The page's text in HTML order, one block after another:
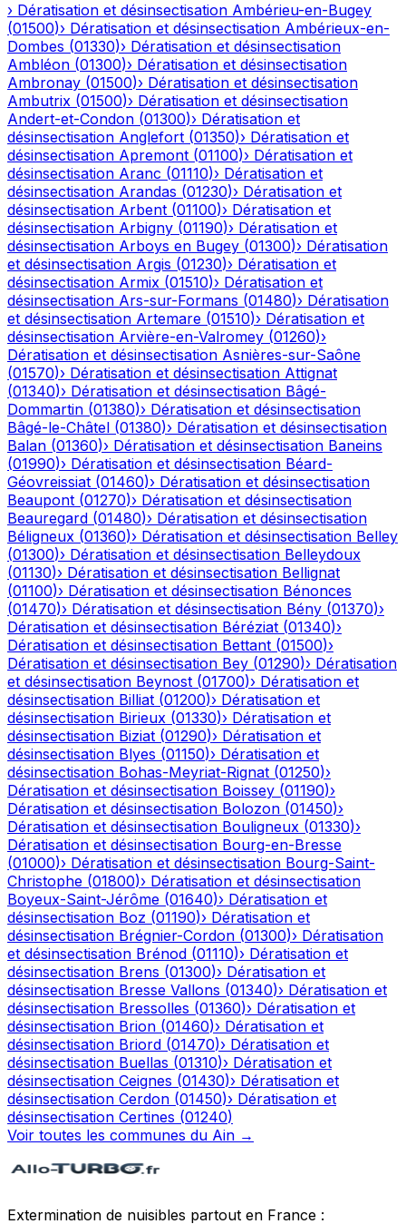
› Dératisation et désinsectisation Ambérieu-en-Bugey
(01500)› Dératisation et désinsectisation Ambérieux-en-
Dombes (01330)› Dératisation et désinsectisation
Ambléon (01300)› Dératisation et désinsectisation
Ambronay (01500)› Dératisation et désinsectisation
Ambutrix (01500)› Dératisation et désinsectisation
Andert-et-Condon (01300)› Dératisation et
désinsectisation Anglefort (01350)› Dératisation et
désinsectisation Apremont (01100)› Dératisation et
désinsectisation Aranc (01110)› Dératisation et
désinsectisation Arandas (01230)› Dératisation et
désinsectisation Arbent (01100)› Dératisation et
désinsectisation Arbigny (01190)› Dératisation et
désinsectisation Arboys en Bugey (01300)› Dératisation
et désinsectisation Argis (01230)› Dératisation et
désinsectisation Armix (01510)› Dératisation et
désinsectisation Ars-sur-Formans (01480)› Dératisation
et désinsectisation Artemare (01510)› Dératisation et
désinsectisation Arvière-en-Valromey (01260)›
Dératisation et désinsectisation Asnières-sur-Saône
(01570)› Dératisation et désinsectisation Attignat
(01340)› Dératisation et désinsectisation Bâgé-
Dommartin (01380)› Dératisation et désinsectisation
Bâgé-le-Châtel (01380)› Dératisation et désinsectisation
Balan (01360)› Dératisation et désinsectisation Baneins
(01990)› Dératisation et désinsectisation Béard-
Géovreissiat (01460)› Dératisation et désinsectisation
Beaupont (01270)› Dératisation et désinsectisation
Beauregard (01480)› Dératisation et désinsectisation
Béligneux (01360)› Dératisation et désinsectisation Belley
(01300)› Dératisation et désinsectisation Belleydoux
(01130)› Dératisation et désinsectisation Bellignat
(01100)› Dératisation et désinsectisation Bénonces
(01470)› Dératisation et désinsectisation Bény (01370)›
Dératisation et désinsectisation Béréziat (01340)›
Dératisation et désinsectisation Bettant (01500)›
Dératisation et désinsectisation Bey (01290)› Dératisation
et désinsectisation Beynost (01700)› Dératisation et
désinsectisation Billiat (01200)› Dératisation et
désinsectisation Birieux (01330)› Dératisation et
désinsectisation Biziat (01290)› Dératisation et
désinsectisation Blyes (01150)› Dératisation et
désinsectisation Bohas-Meyriat-Rignat (01250)›
Dératisation et désinsectisation Boissey (01190)›
Dératisation et désinsectisation Bolozon (01450)›
Dératisation et désinsectisation Bouligneux (01330)›
Dératisation et désinsectisation Bourg-en-Bresse
(01000)› Dératisation et désinsectisation Bourg-Saint-
Christophe (01800)› Dératisation et désinsectisation
Boyeux-Saint-Jérôme (01640)› Dératisation et
désinsectisation Boz (01190)› Dératisation et
désinsectisation Brégnier-Cordon (01300)› Dératisation
et désinsectisation Brénod (01110)› Dératisation et
désinsectisation Brens (01300)› Dératisation et
désinsectisation Bresse Vallons (01340)› Dératisation et
désinsectisation Bressolles (01360)› Dératisation et
désinsectisation Brion (01460)› Dératisation et
désinsectisation Briord (01470)› Dératisation et
désinsectisation Buellas (01310)› Dératisation et
désinsectisation Ceignes (01430)› Dératisation et
désinsectisation Cerdon (01450)› Dératisation et
désinsectisation Certines (01240)
Voir toutes les communes du Ain →
Extermination de nuisibles partout en France :